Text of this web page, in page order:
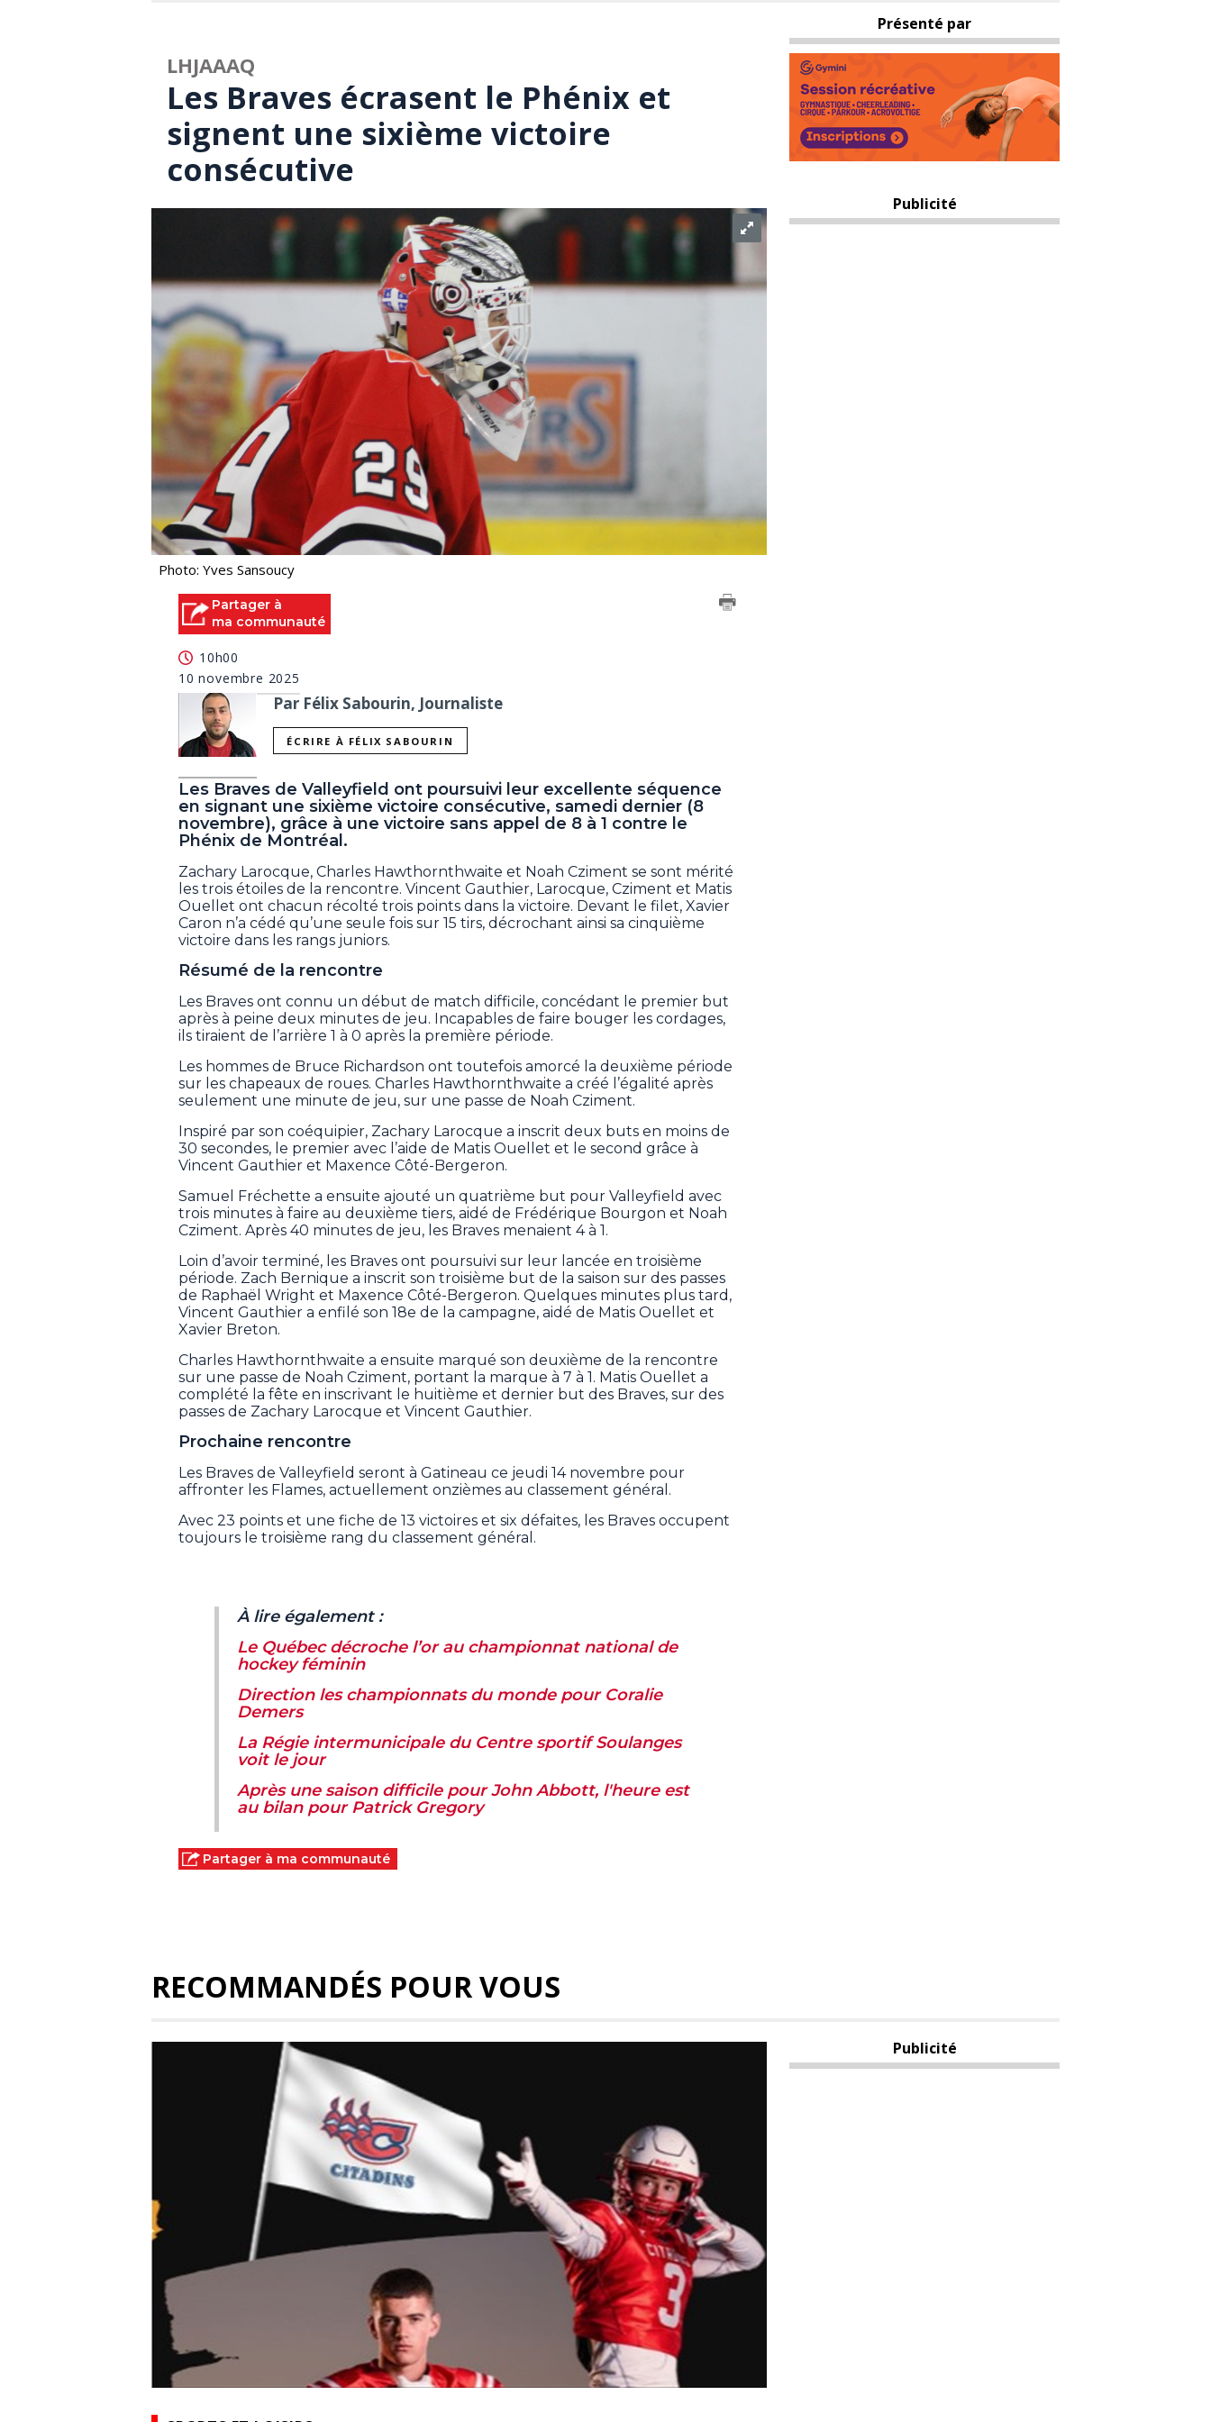
LHJAAAQ
Les Braves écrasent le Phénix et
signent une sixième victoire
consécutive
Photo: Yves Sansoucy
Partager à
ma communauté
10h00
10 novembre 2025
Par Félix Sabourin, Journaliste
ÉCRIRE À FÉLIX SABOURIN
Les Braves de Valleyfield ont poursuivi leur excellente séquence
en signant une sixième victoire consécutive, samedi dernier (8
novembre), grâce à une victoire sans appel de 8 à 1 contre le
Phénix de Montréal.
Zachary Larocque, Charles Hawthornthwaite et Noah Cziment se sont mérité
les trois étoiles de la rencontre. Vincent Gauthier, Larocque, Cziment et Matis
Ouellet ont chacun récolté trois points dans la victoire. Devant le filet, Xavier
Caron n’a cédé qu’une seule fois sur 15 tirs, décrochant ainsi sa cinquième
victoire dans les rangs juniors.
Résumé de la rencontre
Les Braves ont connu un début de match difficile, concédant le premier but
après à peine deux minutes de jeu. Incapables de faire bouger les cordages,
ils tiraient de l’arrière 1 à 0 après la première période.
Les hommes de Bruce Richardson ont toutefois amorcé la deuxième période
sur les chapeaux de roues. Charles Hawthornthwaite a créé l’égalité après
seulement une minute de jeu, sur une passe de Noah Cziment.
Inspiré par son coéquipier, Zachary Larocque a inscrit deux buts en moins de
30 secondes, le premier avec l’aide de Matis Ouellet et le second grâce à
Vincent Gauthier et Maxence Côté-Bergeron.
Samuel Fréchette a ensuite ajouté un quatrième but pour Valleyfield avec
trois minutes à faire au deuxième tiers, aidé de Frédérique Bourgon et Noah
Cziment. Après 40 minutes de jeu, les Braves menaient 4 à 1.
Loin d’avoir terminé, les Braves ont poursuivi sur leur lancée en troisième
période. Zach Bernique a inscrit son troisième but de la saison sur des passes
de Raphaël Wright et Maxence Côté-Bergeron. Quelques minutes plus tard,
Vincent Gauthier a enfilé son 18e de la campagne, aidé de Matis Ouellet et
Xavier Breton.
Charles Hawthornthwaite a ensuite marqué son deuxième de la rencontre
sur une passe de Noah Cziment, portant la marque à 7 à 1. Matis Ouellet a
complété la fête en inscrivant le huitième et dernier but des Braves, sur des
passes de Zachary Larocque et Vincent Gauthier.
Prochaine rencontre
Les Braves de Valleyfield seront à Gatineau ce jeudi 14 novembre pour
affronter les Flames, actuellement onzièmes au classement général.
Avec 23 points et une fiche de 13 victoires et six défaites, les Braves occupent
toujours le troisième rang du classement général.
À lire également :
Le Québec décroche l’or au championnat national de
hockey féminin
Direction les championnats du monde pour Coralie
Demers
La Régie intermunicipale du Centre sportif Soulanges
voit le jour
Après une saison difficile pour John Abbott, l'heure est
au bilan pour Patrick Gregory
Partager à ma communauté
Présenté par
Publicité
RECOMMANDÉS POUR VOUS
Publicité